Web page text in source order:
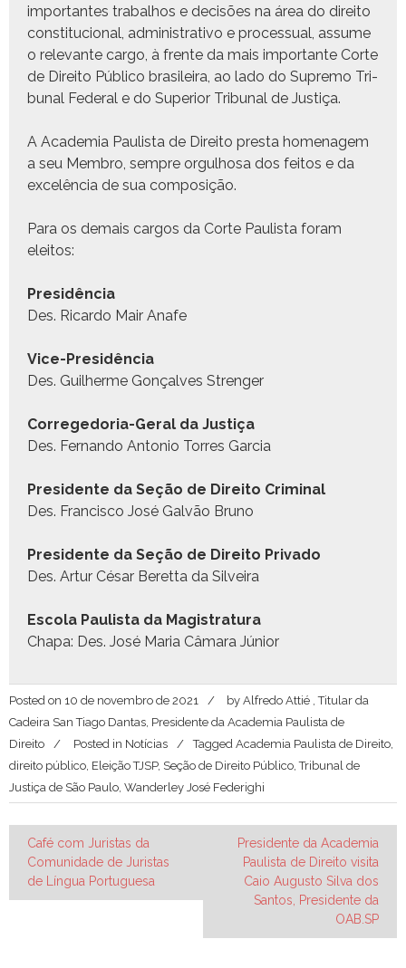
impor­tantes tra­bal­hos e decisões na área do dire­ito
con­sti­tu­cional, admin­is­tra­ti­vo e proces­su­al, assume
o rel­e­vante car­go, à frente da mais impor­tante Corte
de Dire­ito Públi­co brasileira, ao lado do Supre­mo Tri­
bunal Fed­er­al e do Supe­ri­or Tri­bunal de Justiça.
A Acad­e­mia Paulista de Dire­ito pres­ta hom­e­nagem
a seu Mem­bro, sem­pre orgul­hosa dos feitos e da
excelên­cia de sua composição.
Para os demais car­gos da Corte Paulista foram
eleitos:
Presidên­cia
Des. Ricar­do Mair Anafe
Vice-Presidên­cia
Des. Guil­herme Gonçalves Strenger
Cor­rege­do­ria-Ger­al da Justiça
Des. Fer­nan­do Anto­nio Tor­res Garcia
Pres­i­dente da Seção de Dire­ito Criminal
Des. Fran­cis­co José Galvão Bruno
Pres­i­dente da Seção de Dire­ito Privado
Des. Artur César Beretta da Silveira
Esco­la Paulista da Magistratura
Cha­pa: Des. José Maria Câmara Júnior
Posted on 10 de novembro de 2021 by Alfredo Attié , Titular da
Cadeira San Tiago Dantas, Presidente da Academia Paulista de
Direito
Posted in Notícias Tagged Academia Paulista de Direito,
direito público, Eleição TJSP, Seção de Direito Público,Tribunal de
Justiça de São Paulo, Wanderley José Federighi
Navegação
de
Post
Café com Juristas da
Comunidade de Juristas
de Língua Portuguesa
Presidente da Academia
Paulista de Direito visita
Caio Augusto Silva dos
Santos, Presidente da
OAB.SP